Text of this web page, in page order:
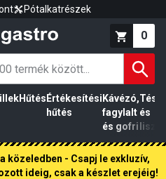
Pótalkatrészek
0
Hűtés Értékesítési
hűtés
Kávézó,
fagylalt
és gofri
és
liszt
közeledben - Csapj le exkluzív,
ideig, csak a készlet erejéig!